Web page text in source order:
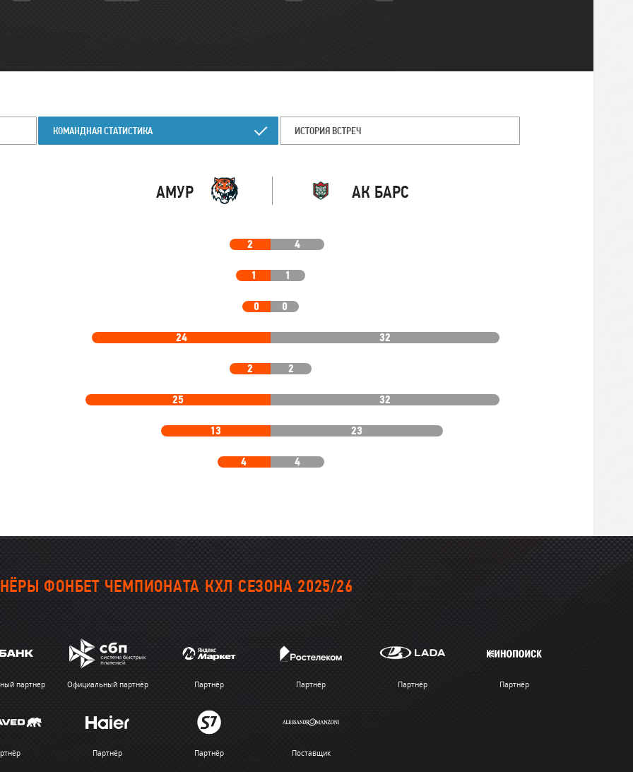
КОМАНДНАЯ СТАТИСТИКА ИСТОРИЯ ВСТРЕЧ
АМУР АК БАРС
2 4
1 1
0 0
24 32
2 2
25 32
13 23
4 4
ФОНБЕТ ЧЕМПИОНАТА КХЛ СЕЗОНА 2025/26
партнер Официальный партнёр Партнёр Партнёр Партнёр Партнёр
Партнёр Партнёр Поставщик